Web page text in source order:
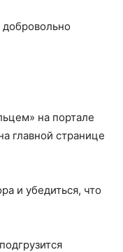
на портале
главной странице
и убедиться, что